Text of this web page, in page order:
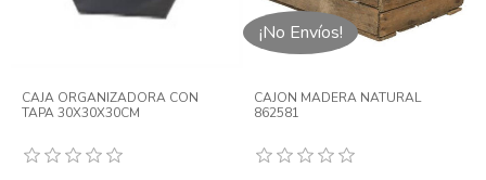
CAJA ORGANIZADORA CON
TAPA 30X30X30CM
¡No Envíos!
CAJON MADERA NATURAL
862581